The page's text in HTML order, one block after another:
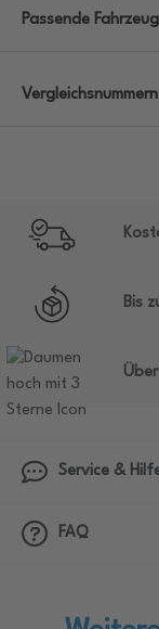
Passende
Vergleichsnummern
Bis
Service &
FAQ